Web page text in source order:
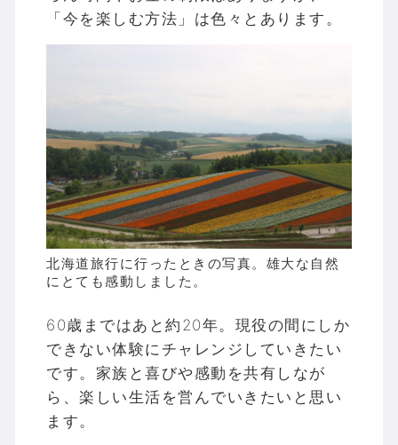
「今を楽しむ方法」は色々とあります。
北海道旅行に行ったときの写真。雄大な自然
にとても感動しました。
60歳まではあと約20年。現役の間にしか
できない体験にチャレンジしていきたい
です。家族と喜びや感動を共有しなが
ら、楽しい生活を営んでいきたいと思い
ます。